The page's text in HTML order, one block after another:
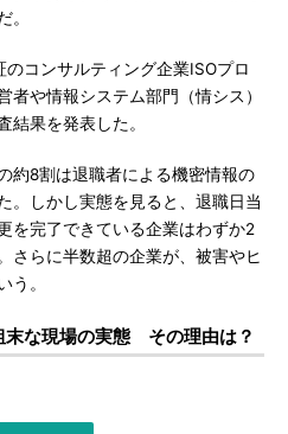
。
コンサルティング企業ISOプロ
や情報システム部門（情シス）
結果を発表した。
約8割は退職者による機密情報の
。しかし実態を見ると、退職日当
を完了できている企業はわずか2
さらに半数超の企業が、被害やヒ
う。
末な現場の実態 その理由は？